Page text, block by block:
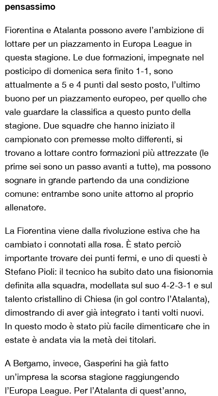
pensassimo
Fiorentina e Atalanta possono avere l’ambizione di
lottare per un piazzamento in Europa League in
questa stagione. Le due formazioni, impegnate nel
posticipo di domenica sera finito 1-1, sono
attualmente a 5 e 4 punti dal sesto posto, l’ultimo
buono per un piazzamento europeo, per quello che
vale guardare la classifica a questo punto della
stagione. Due squadre che hanno iniziato il
campionato con premesse molto differenti, si
trovano a lottare contro formazioni più attrezzate (le
prime sei sono un passo avanti a tutte), ma possono
sognare in grande partendo da una condizione
comune: entrambe sono unite attorno al proprio
allenatore.
La Fiorentina viene dalla rivoluzione estiva che ha
cambiato i connotati alla rosa. È stato perciò
importante trovare dei punti fermi, e uno di questi è
Stefano Pioli: il tecnico ha subito dato una fisionomia
definita alla squadra, modellata sul suo 4-2-3-1 e sul
talento cristallino di Chiesa (in gol contro l’Atalanta),
dimostrando di aver già integrato i tanti volti nuovi.
In questo modo è stato più facile dimenticare che in
estate è andata via la metà dei titolari.
A Bergamo, invece, Gasperini ha già fatto
un’impresa la scorsa stagione raggiungendo
l’Europa League. Per l’Atalanta di quest’anno,